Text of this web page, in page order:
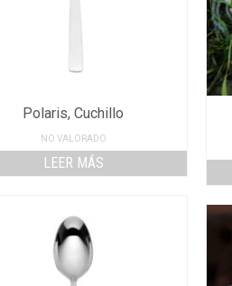
Polaris, Cuchillo
NO VALORADO
LEER MÁS